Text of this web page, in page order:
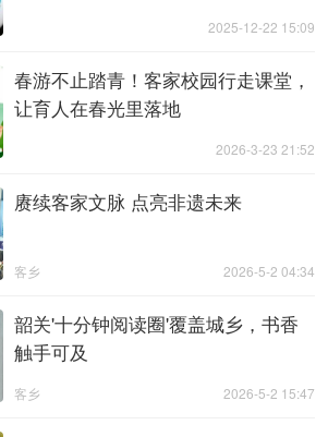
2025-12-22 15:09
春游不止踏青！客家校园行走课堂，
让育人在春光里落地
2026-3-23 21:52
赓续客家文脉 点亮非遗未来
2026-5-2 04:34
客乡
韶关'十分钟阅读圈'覆盖城乡，书香
触手可及
2026-5-2 15:47
客乡